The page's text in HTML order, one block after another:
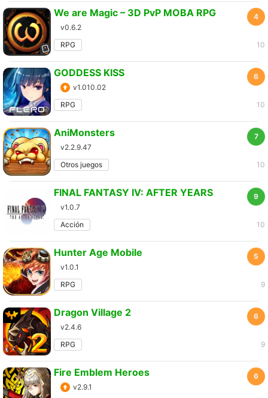
4
We are Magic – 3D PvP MOBA RPG
v0.6.2
RPG
10
6
GODDESS KISS
v1.010.02
RPG
10
7
AniMonsters
v2.2.9.47
Otros juegos
10
9
FINAL FANTASY IV: AFTER YEARS
v1.0.7
Acción
10
5
Hunter Age Mobile
v1.0.1
RPG
9
6
Dragon Village 2
v2.4.6
RPG
9
6
Fire Emblem Heroes
v2.9.1